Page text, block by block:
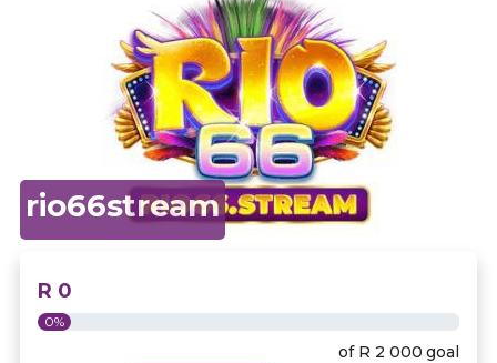
Previous
rio66stream
R 0
0%
of R 2 000 goal